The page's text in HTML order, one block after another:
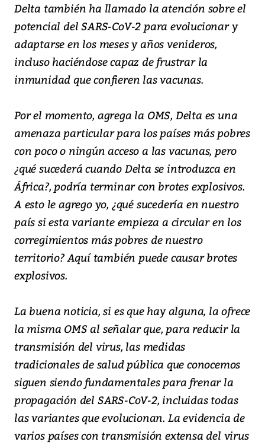
Delta también ha llamado la atención sobre el
potencial del SARS-CoV-2 para evolucionar y
adaptarse en los meses y años venideros,
incluso haciéndose capaz de frustrar la
inmunidad que confieren las vacunas.
Por el momento, agrega la OMS, Delta es una
amenaza particular para los países más pobres
con poco o ningún acceso a las vacunas, pero
¿qué sucederá cuando Delta se introduzca en
África?, podría terminar con brotes explosivos.
A esto le agrego yo, ¿qué sucedería en nuestro
país si esta variante empieza a circular en los
corregimientos más pobres de nuestro
territorio? Aquí también puede causar brotes
explosivos.
La buena noticia, si es que hay alguna, la ofrece
la misma OMS al señalar que, para reducir la
transmisión del virus, las medidas
tradicionales de salud pública que conocemos
siguen siendo fundamentales para frenar la
propagación del SARS-CoV-2, incluidas todas
las variantes que evolucionan. La evidencia de
varios países con transmisión extensa del virus